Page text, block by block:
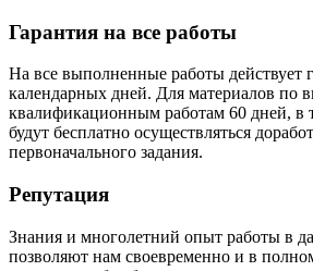
Гарантия на все работы
На все выполненные работы действует
календарных дней. Для материалов по
квалификационным работам 60 дней, в
будут бесплатно осуществляться
первоначального задания.
Репутация
Знания и многолетний опыт работы в
позволяют нам своевременно и в